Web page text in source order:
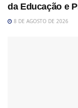
da Educação e
8 DE AGOSTO DE 2026